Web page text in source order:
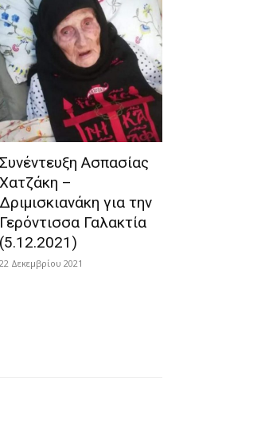
Συνέντευξη Ασπασίας
Χατζάκη –
Δριμισκιανάκη για την
Γερόντισσα Γαλακτία
(5.12.2021)
22 Δεκεμβρίου 2021